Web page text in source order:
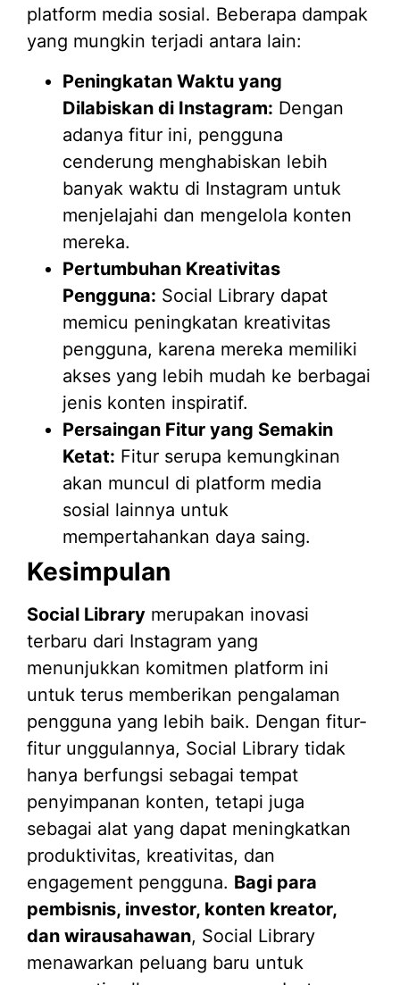
platform media sosial. Beberapa dampak
yang mungkin terjadi antara lain:
Peningkatan Waktu yang
Dilabiskan di Instagram: Dengan
adanya fitur ini, pengguna
cenderung menghabiskan lebih
banyak waktu di Instagram untuk
menjelajahi dan mengelola konten
mereka.
Pertumbuhan Kreativitas
Pengguna: Social Library dapat
memicu peningkatan kreativitas
pengguna, karena mereka memiliki
akses yang lebih mudah ke berbagai
jenis konten inspiratif.
Persaingan Fitur yang Semakin
Ketat: Fitur serupa kemungkinan
akan muncul di platform media
sosial lainnya untuk
mempertahankan daya saing.
Kesimpulan
Social Library merupakan inovasi
terbaru dari Instagram yang
menunjukkan komitmen platform ini
untuk terus memberikan pengalaman
pengguna yang lebih baik. Dengan fitur-
fitur unggulannya, Social Library tidak
hanya berfungsi sebagai tempat
penyimpanan konten, tetapi juga
sebagai alat yang dapat meningkatkan
produktivitas, kreativitas, dan
engagement pengguna. Bagi para
pembisnis, investor, konten kreator,
dan wirausahawan, Social Library
menawarkan peluang baru untuk